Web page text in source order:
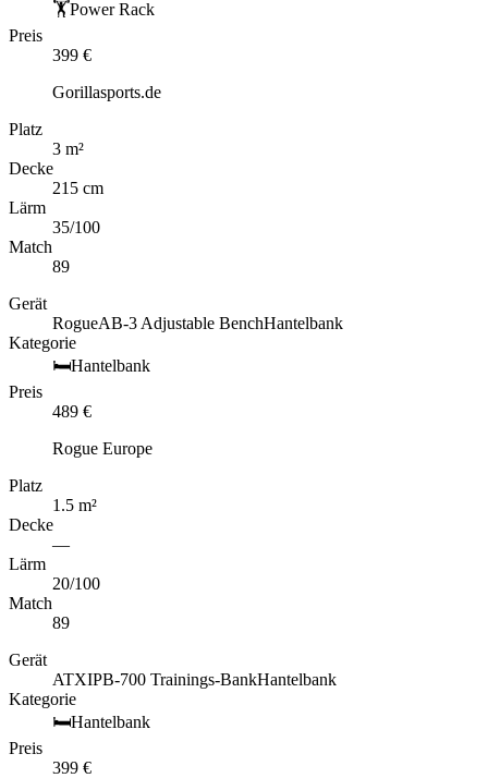
🏋️Power Rack
Preis
399 €
Gorillasports.de
Platz
3 m²
Decke
215 cm
Lärm
35/100
Match
89
Gerät
RogueAB-3 Adjustable BenchHantelbank
Kategorie
🛏️Hantelbank
Preis
489 €
Rogue Europe
Platz
1.5 m²
Decke
—
Lärm
20/100
Match
89
Gerät
ATXIPB-700 Trainings-BankHantelbank
Kategorie
🛏️Hantelbank
Preis
399 €